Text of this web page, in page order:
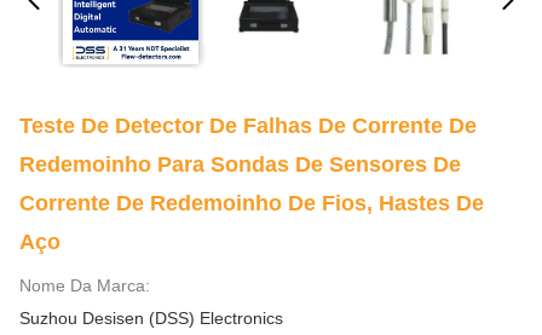
Teste De Detector De Falhas De Corrente De
Redemoinho Para Sondas De Sensores De
Corrente De Redemoinho De Fios, Hastes De
Aço
Nome Da Marca:
Suzhou Desisen (DSS) Electronics